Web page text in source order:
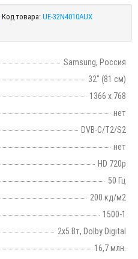
Код товара:UE-32N4010AUX
Samsung, Россия
32" (81 см)
1366 х 768
нет
DVB-C/T2/S2
нет
HD 720p
50 Гц
200 кд/м2
1500-1
2х5 Вт, Dolby Digital
16,7 млн.